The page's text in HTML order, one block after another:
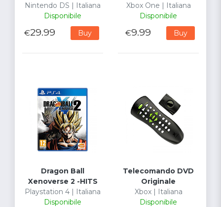
Nintendo DS | Italiana
Disponibile
€29.99 Buy
Xbox One | Italiana
Disponibile
€9.99 Buy
Dragon Ball
Xenoverse 2 -HITS
Playstation 4 | Italiana
Disponibile
Telecomando DVD
Originale
Xbox | Italiana
Disponibile